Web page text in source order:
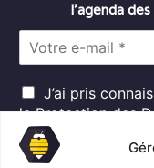
l’agenda
l
*
R
G
D
P
J’ai pris
la Protection des
consens au
dans ces